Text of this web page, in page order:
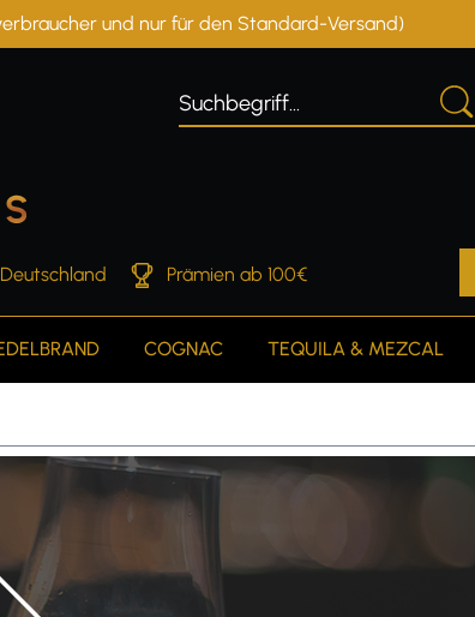
und nur für den Standard-Versand)
Prämien ab 100€
COGNAC TEQUILA & MEZCAL